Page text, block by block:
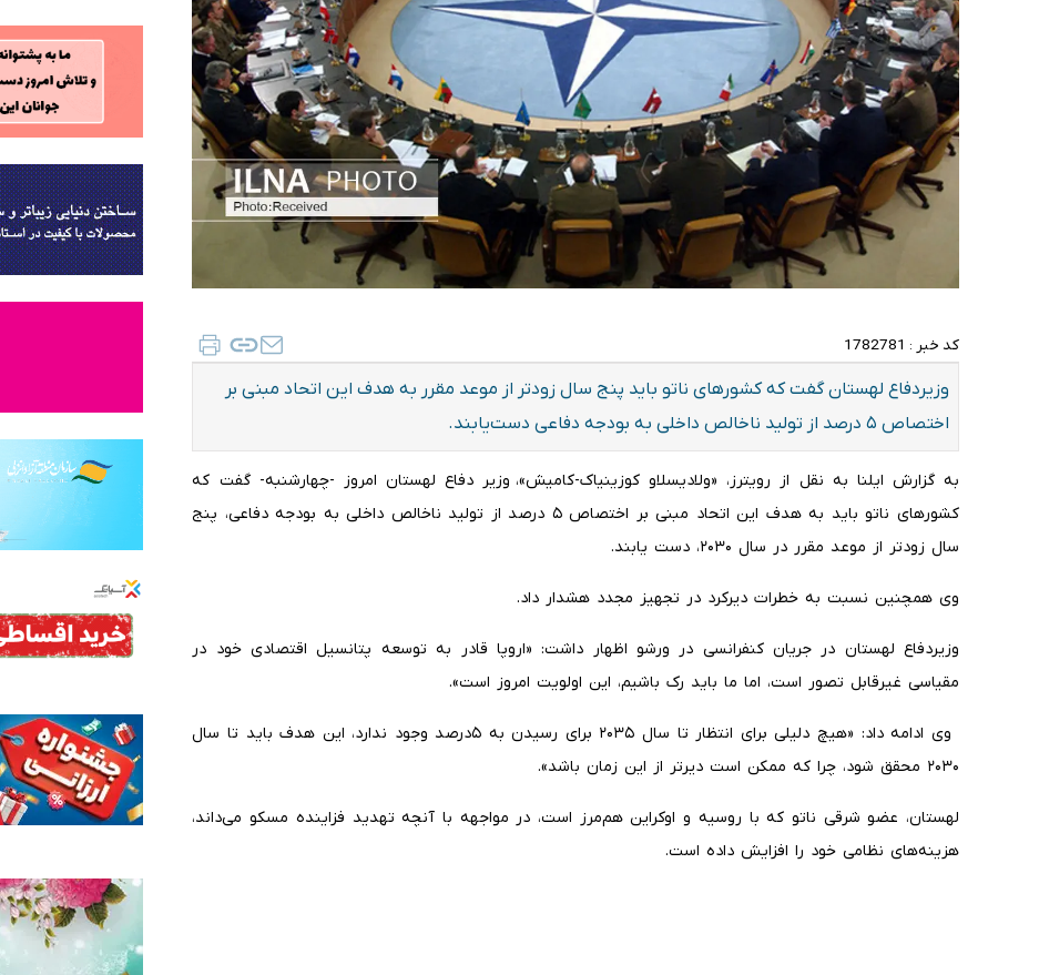
کد خبر : 1782781
وزیردفاع لهستان گفت که کشورهای ناتو باید پنج سال زودتر از موعد مقرر به هدف این اتحاد مبنی بر
اختصاص ۵ درصد از تولید ناخالص داخلی به بودجه دفاعی دست‌یابند.
به گزارش ایلنا به نقل از رویترز، «ولادیسلاو کوزینیاک-کامیش»، وزیر دفاع لهستان امروز -چهارشنبه- گفت که
کشورهای ناتو باید به هدف این اتحاد مبنی بر اختصاص ۵ درصد از تولید ناخالص داخلی به بودجه دفاعی، پنج
سال زودتر از موعد مقرر در سال ۲۰۳۰، دست یابند.
وی همچنین نسبت به خطرات دیرکرد در تجهیز مجدد هشدار داد.
وزیردفاع لهستان در جریان کنفرانسی در ورشو اظهار داشت: «اروپا قادر به توسعه پتانسیل اقتصادی خود در
مقیاسی غیرقابل تصور است، اما ما باید رک باشیم، این اولویت امروز است».
وی ادامه داد: «هیچ دلیلی برای انتظار تا سال ۲۰۳۵ برای رسیدن به ۵درصد وجود ندارد، این هدف باید تا سال
۲۰۳۰ محقق شود، چرا که ممکن است دیرتر از این زمان باشد».
لهستان، عضو شرقی ناتو که با روسیه و اوکراین هم‌مرز است، در مواجهه با آنچه تهدید فزاینده مسکو می‌داند،
هزینه‌های نظامی خود را افزایش داده است.